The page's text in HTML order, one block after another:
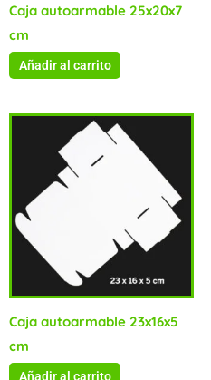
Caja autoarmable 25x20x7
cm
Añadir al carrito
Caja autoarmable 23x16x5
cm
Añadir al carrito